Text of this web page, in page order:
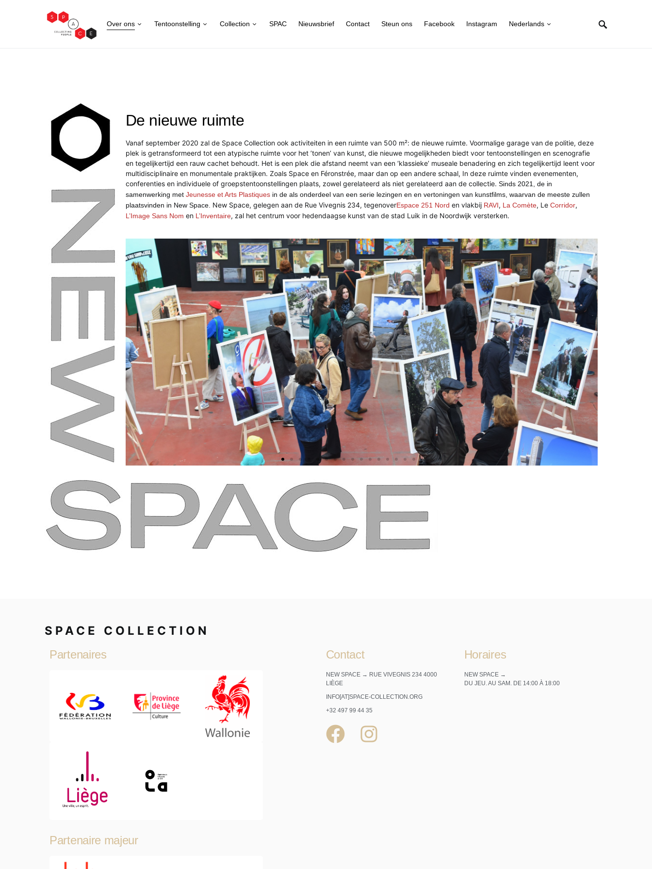
Over ons Tentoonstelling Collection SPAC Nieuwsbrief Contact Steun ons Facebook Instagram Nederlands
De nieuwe ruimte
Vanaf september 2020 zal de Space Collection ook activiteiten in een ruimte van 500 m²: de nieuwe ruimte. Voormalige garage van de politie, deze
plek is getransformeerd tot een atypische ruimte voor het ’tonen’ van kunst, die nieuwe mogelijkheden biedt voor tentoonstellingen en scenografie
en tegelijkertijd een rauw cachet behoudt. Het is een plek die afstand neemt van een ‘klassieke’ museale benadering en zich tegelijkertijd leent voor
multidisciplinaire en monumentale praktijken. Zoals Space en Féronstrée, maar dan op een andere schaal, In deze ruimte vinden evenementen,
conferenties en individuele of groepstentoonstellingen plaats, zowel gerelateerd als niet gerelateerd aan de collectie. Sinds 2021, de in
samenwerking metJeunesse et Arts Plastiquesin de als onderdeel van een serie lezingen en en vertoningen van kunstfilms, waarvan de meeste zullen
plaatsvinden in New Space. New Space, gelegen aan de Rue Vivegnis 234, tegenoverEspace 251 Nord en vlakbij RAVI, La Comète, Le Corridor,
L’Image Sans Nom en L’Inventaire, zal het centrum voor hedendaagse kunst van de stad Luik in de Noordwijk versterken.
SPACE COLLECTION
Partenaires
Partenaire majeur
Contact
NEW SPACE → RUE VIVEGNIS 234 4000
LIÈGE
INFO[AT]SPACE-COLLECTION.ORG
+32 497 99 44 35
Horaires
NEW SPACE →
DU JEU. AU SAM. DE 14:00 À 18:00